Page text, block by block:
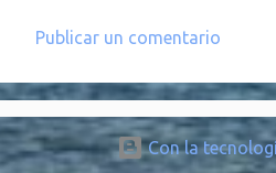
o
m
e
Publicar un comentario
Con la